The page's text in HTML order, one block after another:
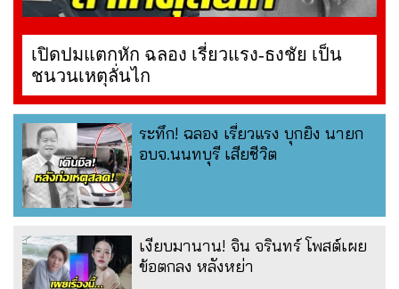
เปิดปมแตกหัก ฉลอง เรี่ยวแรง-ธงชัย เป็น
ชนวนเหตุลั่นไก
ระทึก! ฉลอง เรี่ยวแรง บุกยิง นายก
อบจ.นนทบุรี เสียชีวิต
เงียบมานาน! จิน จรินทร์ โพสต์เผย
ข้อตกลง หลังหย่า